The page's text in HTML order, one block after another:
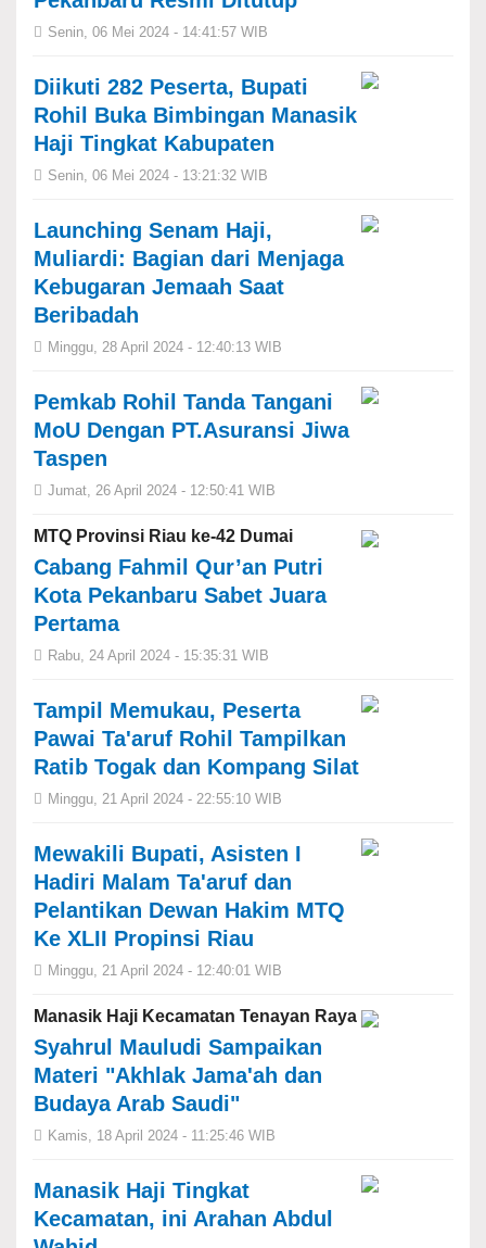
Senin, 06 Mei 2024 - 14:41:57 WIB
Diikuti 282 Peserta, Bupati
Rohil Buka Bimbingan Manasik
Haji Tingkat Kabupaten
Senin, 06 Mei 2024 - 13:21:32 WIB
Launching Senam Haji,
Muliardi: Bagian dari Menjaga
Kebugaran Jemaah Saat
Beribadah
Minggu, 28 April 2024 - 12:40:13 WIB
Pemkab Rohil Tanda Tangani
MoU Dengan PT.Asuransi Jiwa
Taspen
Jumat, 26 April 2024 - 12:50:41 WIB
MTQ Provinsi Riau ke-42 Dumai
Cabang Fahmil Qur’an Putri
Kota Pekanbaru Sabet Juara
Pertama
Rabu, 24 April 2024 - 15:35:31 WIB
Tampil Memukau, Peserta
Pawai Ta'aruf Rohil Tampilkan
Ratib Togak dan Kompang Silat
Minggu, 21 April 2024 - 22:55:10 WIB
Mewakili Bupati, Asisten I
Hadiri Malam Ta'aruf dan
Pelantikan Dewan Hakim MTQ
Ke XLII Propinsi Riau
Minggu, 21 April 2024 - 12:40:01 WIB
Manasik Haji Kecamatan Tenayan Raya
Syahrul Mauludi Sampaikan
Materi "Akhlak Jama'ah dan
Budaya Arab Saudi"
Kamis, 18 April 2024 - 11:25:46 WIB
Manasik Haji Tingkat
Kecamatan, ini Arahan Abdul